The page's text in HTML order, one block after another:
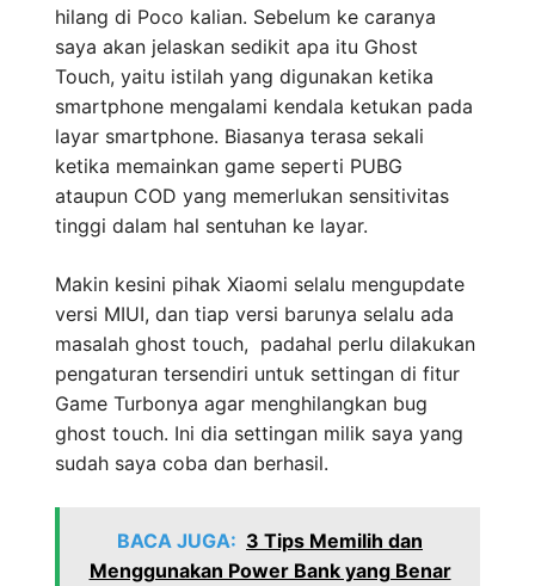
hilang di Poco kalian. Sebelum ke caranya
saya akan jelaskan sedikit apa itu Ghost
Touch, yaitu istilah yang digunakan ketika
smartphone mengalami kendala ketukan pada
layar smartphone. Biasanya terasa sekali
ketika memainkan game seperti PUBG
ataupun COD yang memerlukan sensitivitas
tinggi dalam hal sentuhan ke layar.
Makin kesini pihak Xiaomi selalu mengupdate
versi MIUI, dan tiap versi barunya selalu ada
masalah ghost touch, padahal perlu dilakukan
pengaturan tersendiri untuk settingan di fitur
Game Turbonya agar menghilangkan bug
ghost touch. Ini dia settingan milik saya yang
sudah saya coba dan berhasil.
BACA JUGA: 3 Tips Memilih dan
Menggunakan Power Bank yang Benar